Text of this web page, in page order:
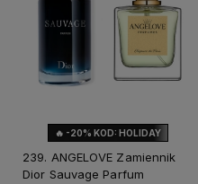
🔥 -20% KOD: HOLIDAY
239. ANGELOVE Zamiennik
Dior Sauvage Parfum